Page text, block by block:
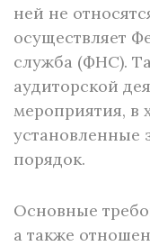
ней не
осуществляет
служба (ФНС).
аудиторской
мероприятия, в
установленные
порядок.
Основные
а также